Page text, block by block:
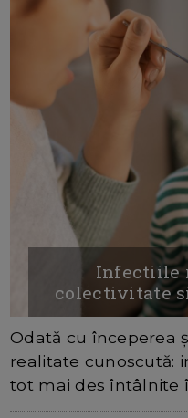
Infectiile
colectivitate
Odată cu începerea
realitate cunoscută:
tot mai des întâlnite